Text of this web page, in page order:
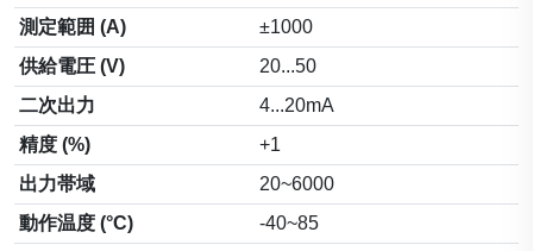
測定範囲 (A)
±1000
供給電圧 (V)
20...50
二次出力
4...20mA
精度 (%)
+1
出力帯域
20~6000
動作温度 (°C)
-40~85